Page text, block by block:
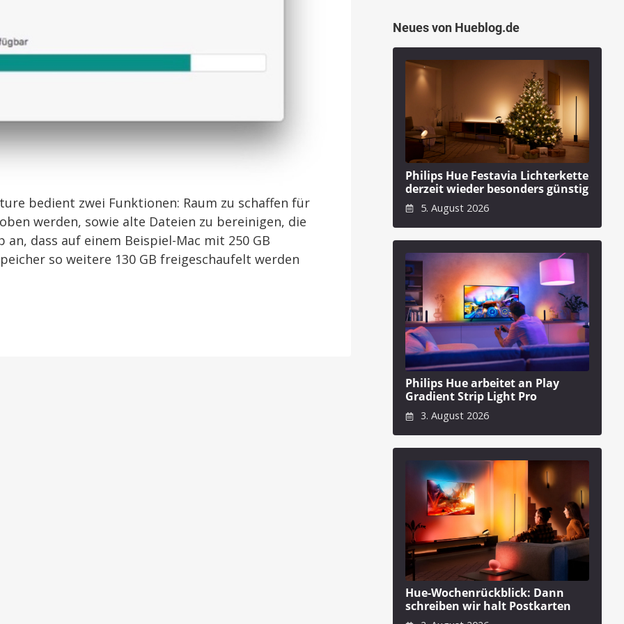
bedient zwei Funktionen: Raum zu schaffen für
werden, sowie alte Dateien zu bereinigen, die
dass auf einem Beispiel-Mac mit 250 GB
so weitere 130 GB freigeschaufelt werden
Neues von Hueblog.de
Philips Hue Festavia Lichterkette
derzeit wieder besonders günstig
5. August 2026
Philips Hue arbeitet an Play
Gradient Strip Light Pro
3. August 2026
Hue-Wochenrückblick: Dann
schreiben wir halt Postkarten